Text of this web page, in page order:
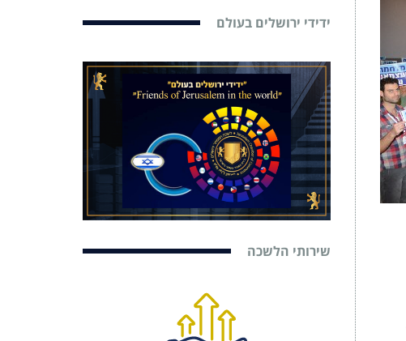
ידידי ירושלים בעולם
שירותי הלשכה